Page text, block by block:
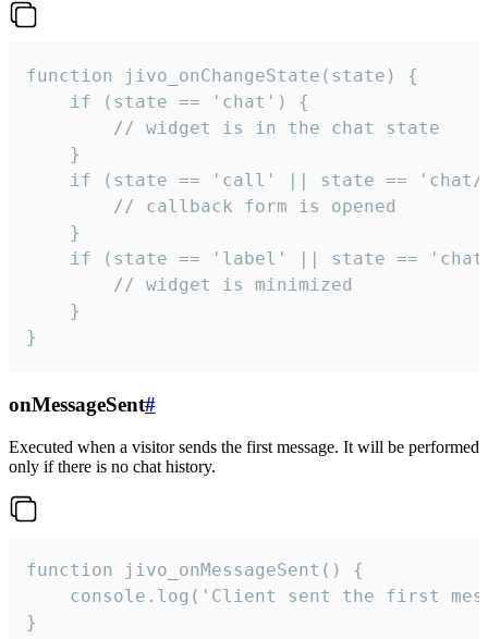
function jivo_onChangeState(state) {
    if (state == 'chat') {
        // widget is in the chat state
    }
if (state == 'call' || state ==
        // callback form is opened
    }
if (state == 'label' || state ==
        // widget is minimized
    }
}
onMessageSent#
Executed when a visitor sends the first message. It will be performed
only if there is no chat history.
function jivo_onMessageSent() {
console.log('Client sent the first
}